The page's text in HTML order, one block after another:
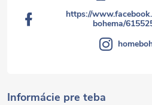
Informácie pre teba
https://
bohema/